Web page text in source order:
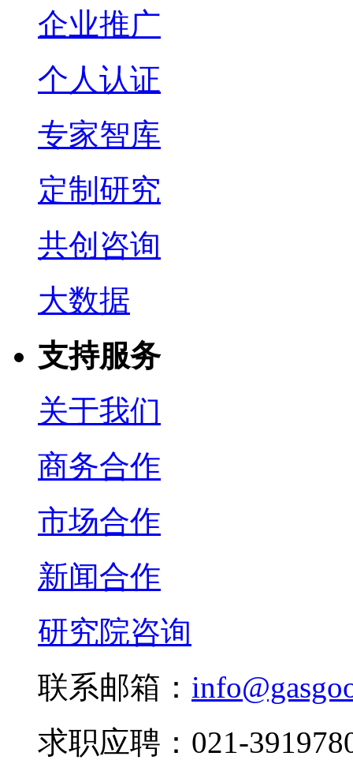
企业推广
个人认证
专家智库
定制研究
共创咨询
大数据
支持服务
关于我们
商务合作
市场合作
新闻合作
研究院咨询
联系邮箱：
求职应聘：021-